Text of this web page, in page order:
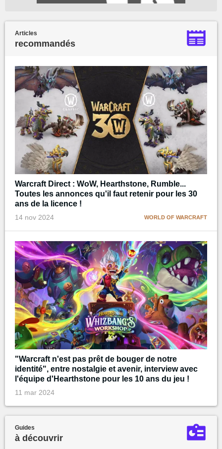
Articles
recommandés
Warcraft Direct : WoW, Hearthstone, Rumble...
Toutes les annonces qu'il faut retenir pour les 30
ans de la licence !
14 nov 2024 WORLD OF WARCRAFT
"Warcraft n'est pas prêt de bouger de notre
identité", entre nostalgie et avenir, interview avec
l'équipe d'Hearthstone pour les 10 ans du jeu !
11 mar 2024
Guides
à découvrir